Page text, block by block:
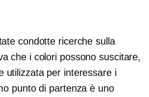
condotte ricerche sulla
che i colori possono suscitare,
utilizzata per interessare i
punto di partenza è uno